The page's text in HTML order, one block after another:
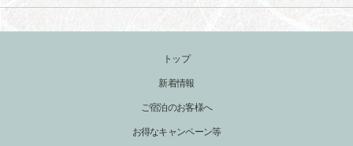
トップ
新着情報
ご宿泊のお客様へ
お得なキャンペーン等